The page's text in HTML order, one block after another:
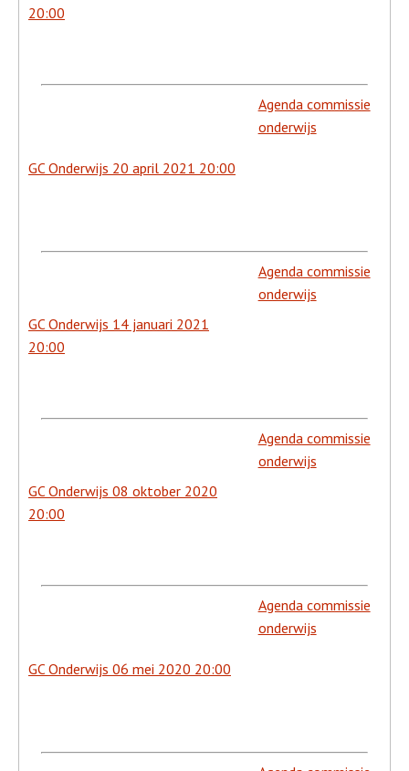
20:00
GC Onderwijs 20 april 2021 20:00
Agenda commissie
onderwijs
GC Onderwijs 14 januari 2021
20:00
Agenda commissie
onderwijs
GC Onderwijs 08 oktober 2020
20:00
Agenda commissie
onderwijs
GC Onderwijs 06 mei 2020 20:00
Agenda commissie
onderwijs